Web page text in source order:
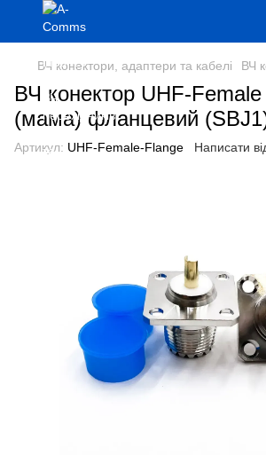
ВЧ конектори, адаптери та кабелі ВЧ
ВЧ конектор UHF-
(мама) фланцевий
Артикул: UHF-Female-Flange Написати